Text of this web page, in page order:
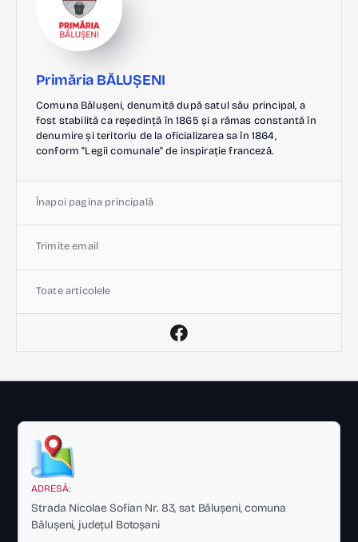
Primăria BĂLUȘENI
Comuna Bălușeni, denumită după satul său principal, a
fost stabilită ca reședință în 1865 și a rămas constantă în
denumire și teritoriu de la oficializarea sa în 1864,
conform "Legii comunale" de inspirație franceză.
Înapoi pagina principală
Trimite email
Toate articolele
ADRESĂ:
Strada Nicolae Sofian Nr. 83, sat Bălușeni, comuna
Bălușeni, județul Botoșani